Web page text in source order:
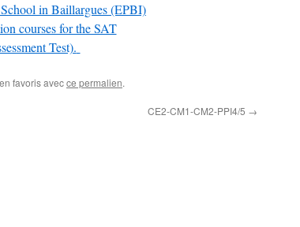
in Baillargues (EPBI)
courses for the SAT
Test).
favoris avecce permalien.
CE2-CM1-CM2-PPI4/5 →